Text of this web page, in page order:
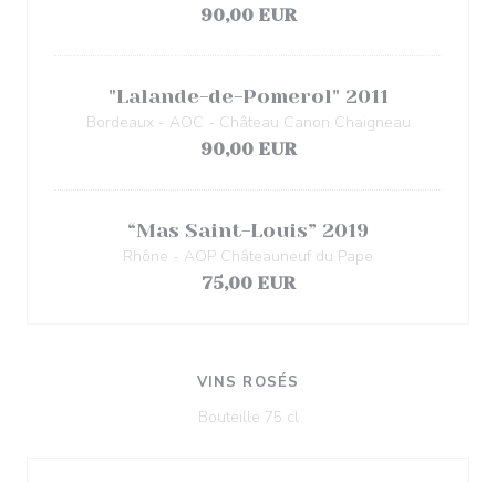
90,00 EUR
"Lalande-de-Pomerol" 2011
Bordeaux - AOC - Château Canon Chaigneau
90,00 EUR
“Mas Saint-Louis” 2019
Rhône - AOP Châteauneuf du Pape
75,00 EUR
VINS ROSÉS
Bouteille 75 cl